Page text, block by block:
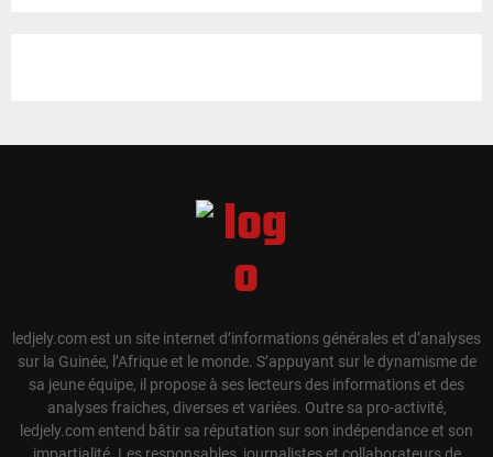
ledjely.com est un site internet d’informations générales et d’analyses
sur la Guinée, l’Afrique et le monde. S’appuyant sur le dynamisme de
sa jeune équipe, il propose à ses lecteurs des informations et des
analyses fraiches, diverses et variées. Outre sa pro-activité,
ledjely.com entend bâtir sa réputation sur son indépendance et son
impartialité. Les responsables, journalistes et collaborateurs de